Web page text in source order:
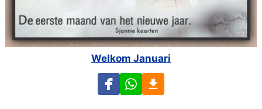
Welkom Januari